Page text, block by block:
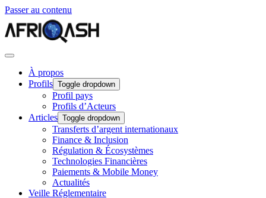
Passer au contenu
À propos
Profils Toggle dropdown
Profil pays
Profils d’Acteurs
Articles Toggle dropdown
Transferts d’argent internationaux
Finance & Inclusion
Régulation & Écosystèmes
Technologies Financières
Paiements & Mobile Money
Actualités
Veille Réglementaire